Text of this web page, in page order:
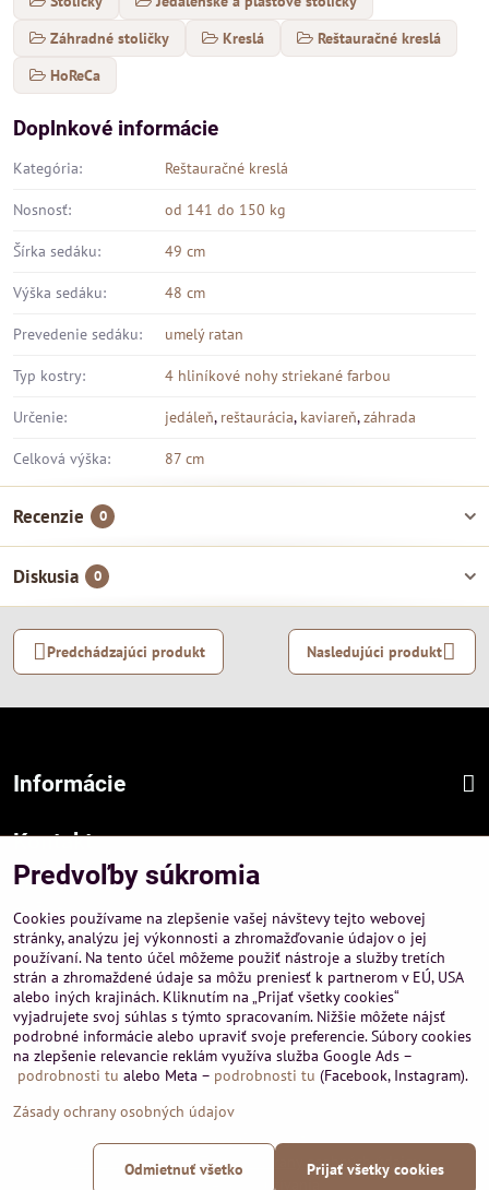
Záhradné stoličky
Kreslá
Reštauračné kreslá
HoReCa
Doplnkové informácie
Kategória: Reštauračné kreslá
Nosnosť: od 141 do 150 kg
Šírka sedáku: 49 cm
Výška sedáku: 48 cm
Prevedenie sedáku: umelý ratan
Typ kostry: 4 hliníkové nohy striekané farbou
Určenie: jedáleň, reštaurácia, kaviareň,záhrada
Celková výška: 87 cm
Recenzie 0
Diskusia 0
Predchádzajúci produkt Nasledujúci produkt
Informácie
Kontakt
Sídlo firmy :
Hurbanová 3807/21, 03601 Martin
Prevádzka a obchodné informácie :
A-PEMA, s.r.o.
Severná 14, 03601 Martin
+421 911 532545
+421 903 807209
©2026Copyright
Predvoľby súkromia
Zásady ochrany osobných údajov
Podmienky používania
Predvoľby súkromia
Cookies používame na zlepšenie vašej návštevy tejto webovej
stránky, analýzu jej výkonnosti a zhromažďovanie údajov o jej
používaní. Na tento účel môžeme použiť nástroje a služby tretích
strán a zhromaždené údaje sa môžu preniesť k partnerom v EÚ, USA
alebo iných krajinách. Kliknutím na „Prijať všetky cookies“
vyjadrujete svoj súhlas s týmto spracovaním. Nižšie môžete nájsť
podrobné informácie alebo upraviť svoje preferencie. Súbory cookies
na zlepšenie relevancie reklám využíva služba Google Ads –
podrobnosti tu alebo Meta – podrobnosti tu (Facebook, Instagram).
Zásady ochrany osobných údajov
Prijať všetky cookies
Odmietnuť všetko